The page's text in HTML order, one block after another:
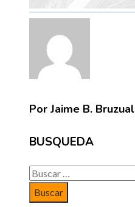
Por Jaime B. Bruzual
BUSQUEDA
Buscar: